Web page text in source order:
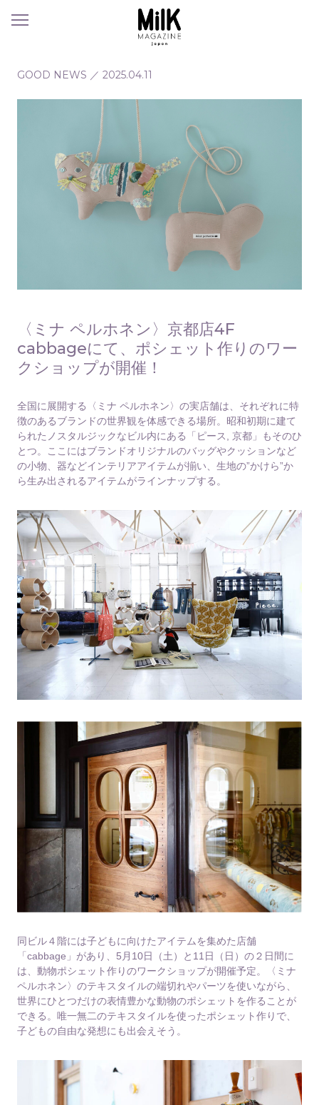
メ
GOOD NEWS ／ 2025.04.11
〈ミナ ペルホネン〉京都店4F
cabbageにて、ポシェット作りのワー
クショップが開催！
全国に展開する〈ミナ ペルホネン〉の実店舗は、それぞれに特
徴のあるブランドの世界観を体感できる場所。昭和初期に建て
られたノスタルジックなビル内にある「ピース, 京都」もそのひ
とつ。ここにはブランドオリジナルのバッグやクッションなど
の小物、器などインテリアアイテムが揃い、生地の”かけら”か
ら生み出されるアイテムがラインナップする。
同ビル４階には子どもに向けたアイテムを集めた店舗
「cabbage」があり、5月10日（土）と11日（日）の２日間に
は、動物ポシェット作りのワークショップが開催予定。〈ミナ
ペルホネン〉のテキスタイルの端切れやパーツを使いながら、
世界にひとつだけの表情豊かな動物のポシェットを作ることが
できる。唯一無二のテキスタイルを使ったポシェット作りで、
子どもの自由な発想にも出会えそう。